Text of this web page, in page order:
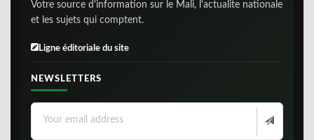
Votre source d'information sur le Mali, l'actualite nationale
et les sujets qui comptent.
Ligne éditoriale du site
NEWSLETTERS